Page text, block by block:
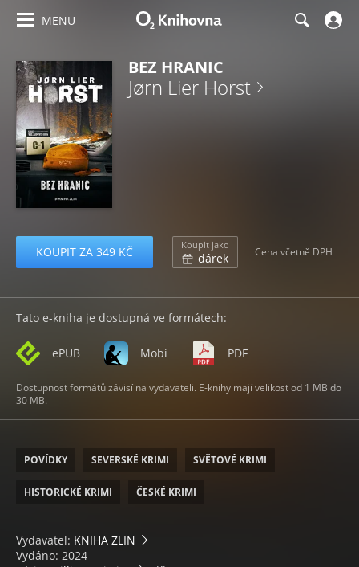
MENU
BEZ HRANIC
Jørn Lier Horst
KOUPIT ZA 349 KČ Koupit jako
dárek Cena včetně DPH
Tato e-kniha je dostupná ve formátech:
ePUB Mobi PDF
Dostupnost formátů závisí na vydavateli. E-knihy mají velikost od 1 MB do
30 MB.
POVÍDKY SEVERSKÉ KRIMI SVĚTOVÉ KRIMI
HISTORICKÉ KRIMI ČESKÉ KRIMI
Vydavatel: KNIHA ZLIN
Vydáno: 2024